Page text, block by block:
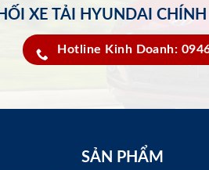
XE TẢI HYUNDAI
Hotline Kinh Doanh:
SẢN PHẨM